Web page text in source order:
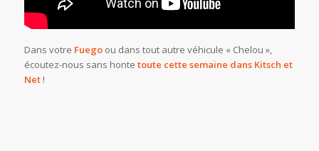
Dans votre Fuegoou dans tout autre véhicule « Chelou »,
écoutez-nous sans honte toute cette semaine dans Kitsch et
Net!